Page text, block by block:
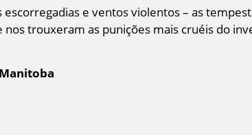
e ventos violentos – as
trouxeram as punições mais cruéis do